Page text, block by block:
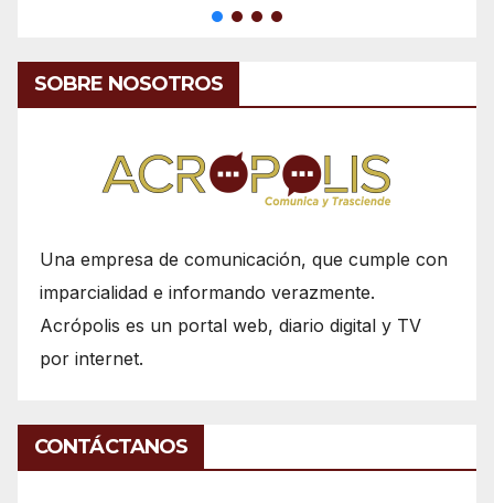
SOBRE NOSOTROS
Una empresa de comunicación, que cumple con
imparcialidad e informando verazmente.
Acrópolis es un portal web, diario digital y TV
por internet.
CONTÁCTANOS